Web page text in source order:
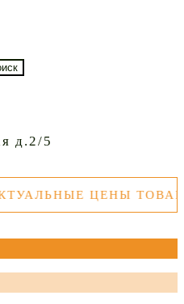
д.2/5
ЦЕНЫ